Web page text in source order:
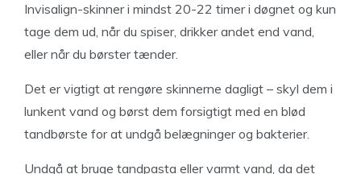
Invisalign-skinner i mindst 20-22 timer i døgnet og kun
tage dem ud, når du spiser, drikker andet end vand,
eller når du børster tænder.
Det er vigtigt at rengøre skinnerne dagligt – skyl dem i
lunkent vand og børst dem forsigtigt med en blød
tandbørste for at undgå belægninger og bakterier.
Undgå at bruge tandpasta eller varmt vand, da det